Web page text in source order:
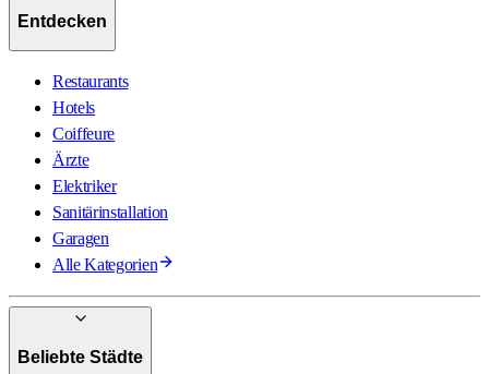
Entdecken
Restaurants
Hotels
Coiffeure
Ärzte
Elektriker
Sanitärinstallation
Garagen
Alle Kategorien
Beliebte Städte